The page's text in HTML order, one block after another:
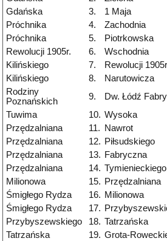
Gdańska
3.
1 Maja
Próchnika
4.
Zachodnia
Próchnika
5.
Piotrkowska
Rewolucji 1905r.
6.
Wschodnia
Kilińskiego
7.
Rewolucji
Kilińskiego
8.
Narutowicza
Rodziny
Poznańskich
9.
Dw. Łódź
Tuwima
10. Wysoka
Przędzalniana
11.
Nawrot
Przędzalniana
12. Piłsudskiego
Przędzalniana
13. Fabryczna
Przędzalniana
14.
Milionowa
15. Przędzalniana
Śmigłego Rydza
16. Milionowa
Śmigłego Rydza
17.
Przybyszewskiego
18. Tatrzańska
Tatrzańska
19. Grota-